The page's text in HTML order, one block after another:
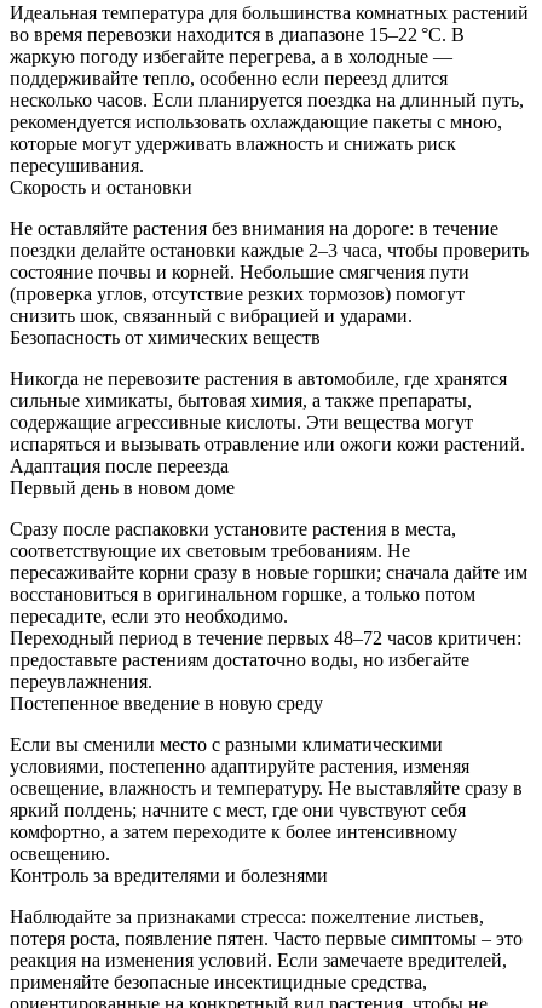
Идеальная температура для большинства комнатных растений
во время перевозки находится в диапазоне 15–22 °C. В
жаркую погоду избегайте перегрева, а в холодные —
поддерживайте тепло, особенно если переезд длится
несколько часов. Если планируется поездка на длинный путь,
рекомендуется использовать охлаждающие пакеты с мною,
которые могут удерживать влажность и снижать риск
пересушивания.
Скорость и остановки
Не оставляйте растения без внимания на дороге: в течение
поездки делайте остановки каждые 2–3 часа, чтобы проверить
состояние почвы и корней. Небольшие смягчения пути
(проверка углов, отсутствие резких тормозов) помогут
снизить шок, связанный с вибрацией и ударами.
Безопасность от химических веществ
Никогда не перевозите растения в автомобиле, где хранятся
сильные химикаты, бытовая химия, а также препараты,
содержащие агрессивные кислоты. Эти вещества могут
испаряться и вызывать отравление или ожоги кожи растений.
Адаптация после переезда
Первый день в новом доме
Сразу после распаковки установите растения в места,
соответствующие их световым требованиям. Не
пересаживайте корни сразу в новые горшки; сначала дайте им
восстановиться в оригинальном горшке, а только потом
пересадите, если это необходимо.
Переходный период в течение первых 48–72 часов критичен:
предоставьте растениям достаточно воды, но избегайте
переувлажнения.
Постепенное введение в новую среду
Если вы сменили место с разными климатическими
условиями, постепенно адаптируйте растения, изменяя
освещение, влажность и температуру. Не выставляйте сразу в
яркий полдень; начните с мест, где они чувствуют себя
комфортно, а затем переходите к более интенсивному
освещению.
Контроль за вредителями и болезнями
Наблюдайте за признаками стресса: пожелтение листьев,
потеря роста, появление пятен. Часто первые симптомы – это
реакция на изменения условий. Если замечаете вредителей,
применяйте безопасные инсектицидные средства,
ориентированные на конкретный вид растения, чтобы не